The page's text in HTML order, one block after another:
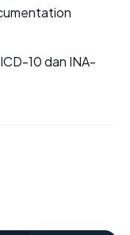
10 dan INA-